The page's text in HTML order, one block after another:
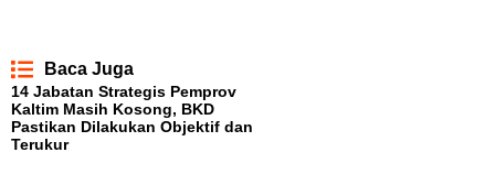
Baca Juga
14 Jabatan Strategis Pemprov
Kaltim Masih Kosong, BKD
Pastikan Dilakukan Objektif dan
Terukur